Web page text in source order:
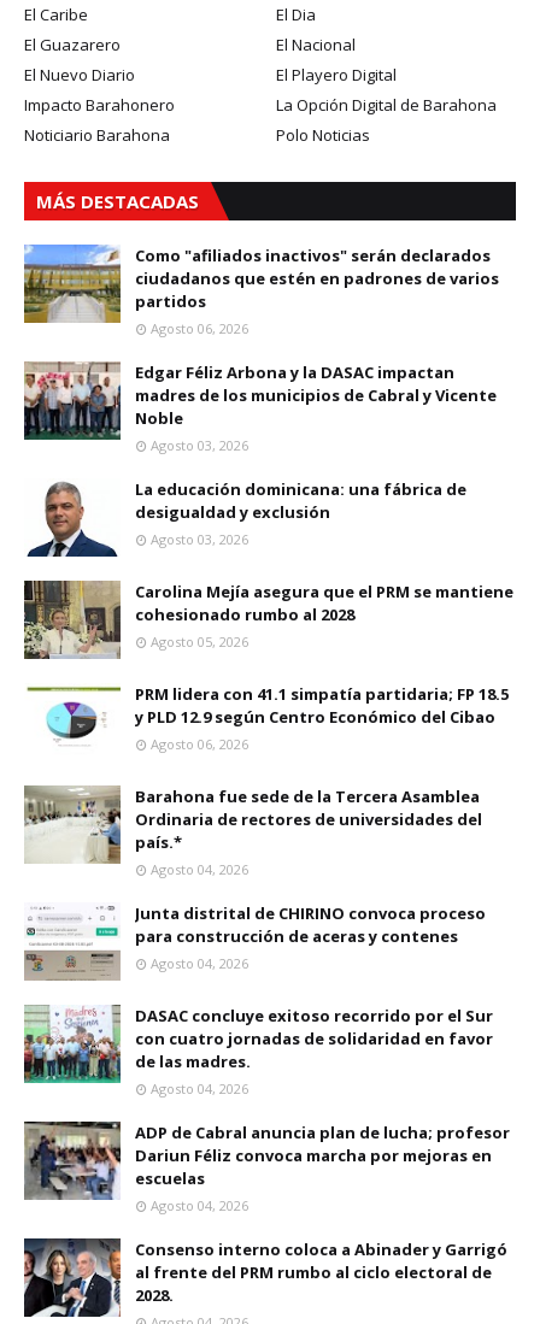
El Caribe
El Dia
El Guazarero
El Nacional
El Nuevo Diario
El Playero Digital
Impacto Barahonero
La Opción Digital de Barahona
Noticiario Barahona
Polo Noticias
MÁS DESTACADAS
Como "afiliados inactivos" serán declarados
ciudadanos que estén en padrones de varios
partidos
Agosto 06, 2026
Edgar Féliz Arbona y la DASAC impactan
madres de los municipios de Cabral y Vicente
Noble
Agosto 03, 2026
La educación dominicana: una fábrica de
desigualdad y exclusión
Agosto 03, 2026
Carolina Mejía asegura que el PRM se mantiene
cohesionado rumbo al 2028
Agosto 05, 2026
PRM lidera con 41.1 simpatía partidaria; FP 18.5
y PLD 12.9 según Centro Económico del Cibao
Agosto 06, 2026
Barahona fue sede de la Tercera Asamblea
Ordinaria de rectores de universidades del
país.*
Agosto 04, 2026
Junta distrital de CHIRINO convoca proceso
para construcción de aceras y contenes
Agosto 04, 2026
DASAC concluye exitoso recorrido por el Sur
con cuatro jornadas de solidaridad en favor
de las madres.
Agosto 04, 2026
ADP de Cabral anuncia plan de lucha; profesor
Dariun Féliz convoca marcha por mejoras en
escuelas
Agosto 04, 2026
Consenso interno coloca a Abinader y Garrigó
al frente del PRM rumbo al ciclo electoral de
2028.